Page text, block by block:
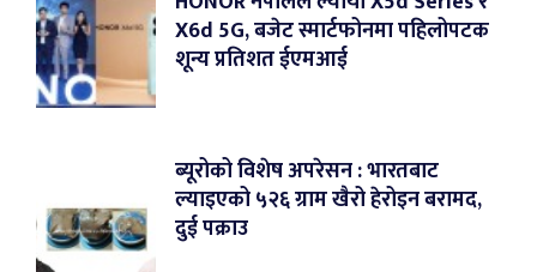
X6d 5G, बजेट स्मार्टफोनमा पहिलोपटक
शून्य प्रतिशत ईएमआई
ब्यूरोको विशेष अपरेसन : भारतबाट
ल्याइएको ५२६ ग्राम खैरो हेरोइन बरामद,
दुई पक्राउ